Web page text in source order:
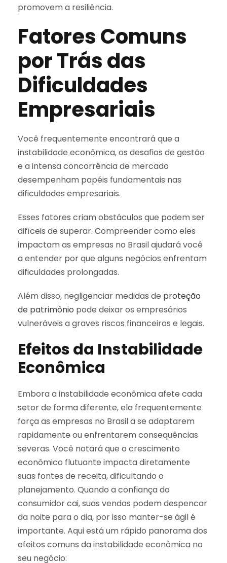
promovem a resiliência.
Fatores Comuns
por Trás das
Dificuldades
Empresariais
Você frequentemente encontrará que a
instabilidade econômica, os desafios de gestão
e a intensa concorrência de mercado
desempenham papéis fundamentais nas
dificuldades empresariais.
Esses fatores criam obstáculos que podem ser
difíceis de superar. Compreender como eles
impactam as empresas no Brasil ajudará você
a entender por que alguns negócios enfrentam
dificuldades prolongadas.
Além disso, negligenciar medidas de proteção
de patrimônio pode deixar os empresários
vulneráveis a graves riscos financeiros e legais.
Efeitos da Instabilidade
Econômica
Embora a instabilidade econômica afete cada
setor de forma diferente, ela frequentemente
força as empresas no Brasil a se adaptarem
rapidamente ou enfrentarem consequências
severas. Você notará que o crescimento
econômico flutuante impacta diretamente
suas fontes de receita, dificultando o
planejamento. Quando a confiança do
consumidor cai, suas vendas podem despencar
da noite para o dia, por isso manter-se ágil é
importante. Aqui está um rápido panorama dos
efeitos comuns da instabilidade econômica no
seu negócio: